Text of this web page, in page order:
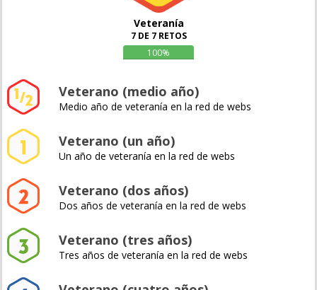
Veteranía
7 DE 7 RETOS
100%
Veterano (medio año)
Medio año de veteranía en la red de webs
Veterano (un año)
Un año de veteranía en la red de webs
Veterano (dos años)
Dos años de veteranía en la red de webs
Veterano (tres años)
Tres años de veteranía en la red de webs